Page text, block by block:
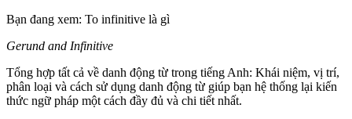
Bạn đang xem: To infinitive là gì
Gerund and Infinitive
Tổng hợp tất cả về danh động từ trong tiếng Anh: Khái niệm, vị trí,
phân loại và cách sử dụng danh động từ giúp bạn hệ thống lại kiến
thức ngữ pháp một cách đầy đủ và chi tiết nhất.